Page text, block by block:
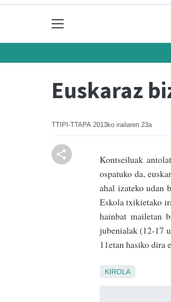
Euskaraz
TTIPI-TTAPA 2013ko irailaren 23a
Kontseiluak
ospatuko da,
ahal izateko udan
Eskola txikietako
hainbat mailetan
jubenialak (12-17
11etan hasiko dira
KIROLA